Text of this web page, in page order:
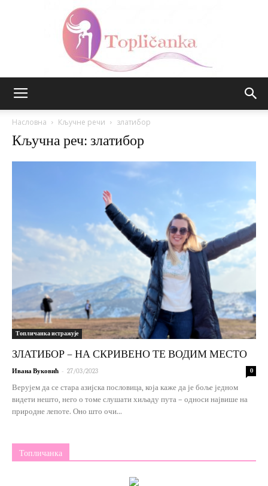
Насловна Кључне речи златибор
Кључна реч: златибор
Топличанка истражује
ЗЛАТИБОР – НА СКРИВЕНО ТЕ ВОДИМ МЕСТО
Ивана Вуковић - 27/03/2023 0
Верујем да се стара азијска пословица, која каже да је боље једном
видети нешто, него о томе слушати хиљаду пута – односи највише на
природне лепоте. Оно што очи...
Топличанка